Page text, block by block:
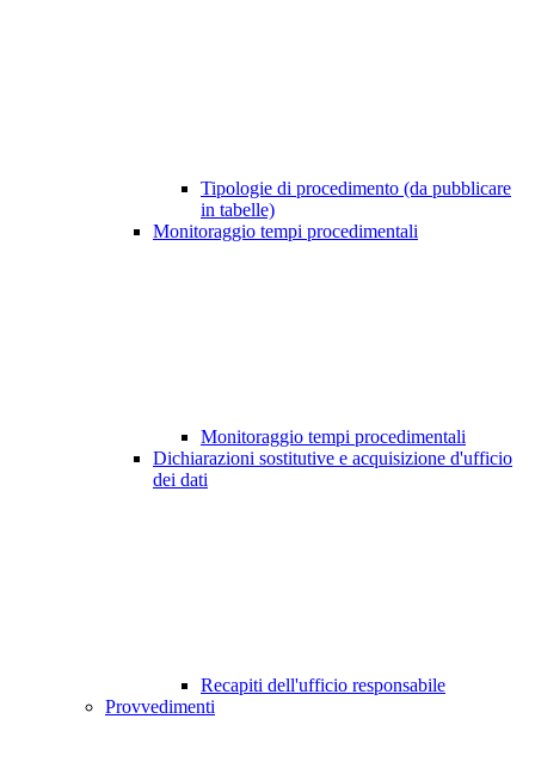
Tipologie di procedimento (da pubblicare
in tabelle)
Monitoraggio tempi procedimentali
Monitoraggio tempi procedimentali
Dichiarazioni sostitutive e acquisizione d'ufficio
dei dati
Recapiti dell'ufficio responsabile
Provvedimenti